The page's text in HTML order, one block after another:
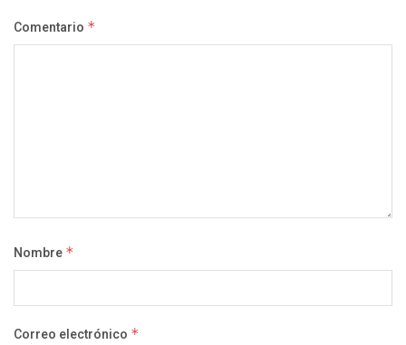
Comentario *
Nombre *
Correo electrónico *